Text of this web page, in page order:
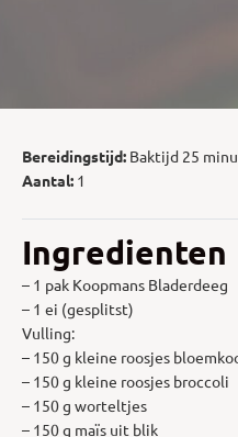
Bereidingstijd: Baktijd 25
Aantal: 1
Ingredienten
– 1 pak Koopmans Bladerdeeg
– 1 ei (gesplitst)
Vulling:
– 150 g kleine roosjes
– 150 g kleine roosjes broccoli
– 150 g worteltjes
– 150 g maïs uit blik